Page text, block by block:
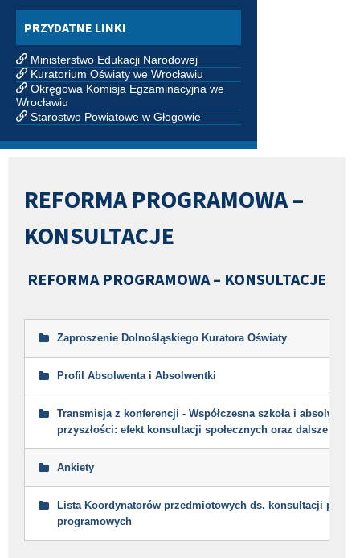
PRZYDATNE LINKI
Ministerstwo Edukacji Narodowej
Kuratorium Oświaty we Wrocławiu
Okręgowa Komisja Egzaminacyjna we
Wrocławiu
Starostwo Powiatowe w Głogowie
REFORMA PROGRAMOWA –
KONSULTACJE
REFORMA PROGRAMOWA – KONSULTACJE
Zaproszenie Dolnośląskiego Kuratora Oświaty
Profil Absolwenta i Absolwentki
Transmisja z konferencji - Współczesna szkoła i absolwent
przyszłości: efekt konsultacji społecznych oraz dalsze kroki
Ankiety
Lista Koordynatorów przedmiotowych ds. konsultacji
programowych